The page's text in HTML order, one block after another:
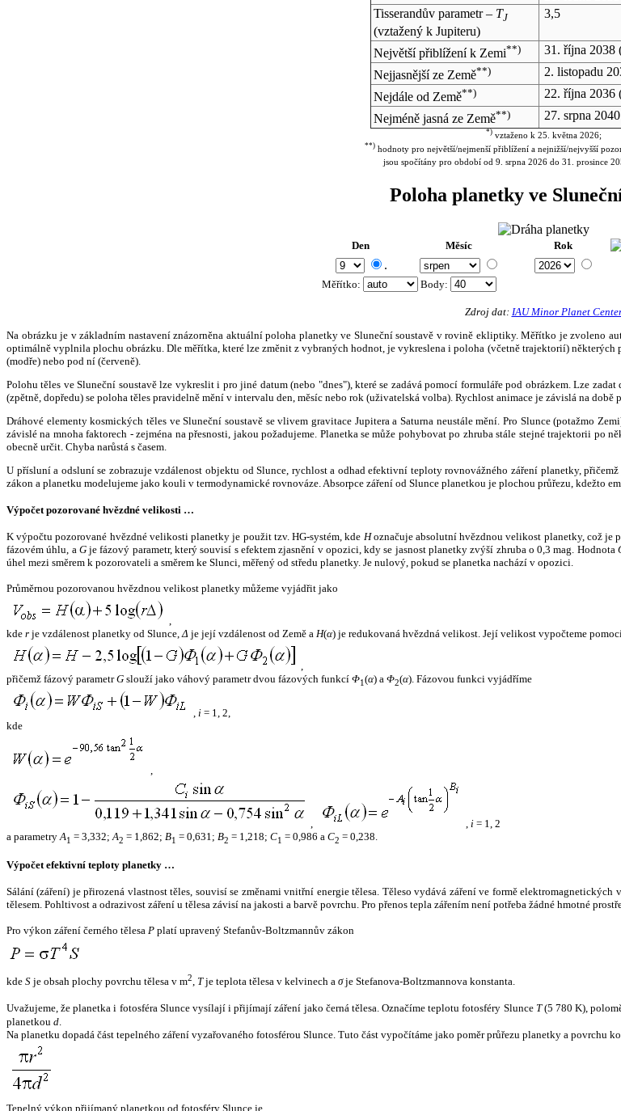
Tisserandův parametr – TJ
(vztažený k Jupiteru)
3,5
Největší přiblížení k Zemi**) 31. října 2038
Nejjasnější ze Země**) 2. listopadu
Nejdále od Země**) 22. října 2036
Nejméně jasná ze Země**) 27. srpna 2040
*)vztaženo k 25. května 2026;
**) hodnoty pro největší/nejmenší přiblížení a nejnižší/nejvyšší
jsou spočítány pro období od 9. srpna 2026 do 31. prosince
Poloha planetky ve
Den Měsíc Rok
.
Měřítko: Body:
Zdroj dat: IAU Minor Planet
Na obrázku je v základním nastavení znázorněna aktuální poloha planetky ve Sluneční soustavě v rovině ekliptiky. Měřítko je zvoleno
optimálně vyplnila plochu obrázku. Dle měřítka, které lze změnit z vybraných hodnot, je vykreslena i poloha (včetně trajektorií)
(modře) nebo pod ní (červeně).
Polohu těles ve Sluneční soustavě lze vykreslit i pro jiné datum (nebo "dnes"), které se zadává pomocí formuláře pod obrázkem. Lze
(zpětně, dopředu) se poloha těles pravidelně mění v intervalu den, měsíc nebo rok (uživatelská volba). Rychlost animace je závislá na době
Dráhové elementy kosmických těles ve Sluneční soustavě se vlivem gravitace Jupitera a Saturna neustále mění. Pro Slunce (potažmo
závislé na mnoha faktorech - zejména na přesnosti, jakou požadujeme. Planetka se může pohybovat po zhruba stále stejné trajektorii
obecně určit. Chyba narůstá s časem.
U přísluní a odsluní se zobrazuje vzdálenost objektu od Slunce, rychlost a odhad efektivní teploty rovnovážného záření planetky,
zákon a planetku modelujeme jako kouli v termodynamické rovnováze. Absorpce záření od Slunce planetkou je plochou průřezu, kdežto
Výpočet pozorované hvězdné velikosti …
K výpočtu pozorované hvězdné velikosti planetky je použit tzv. HG-systém, kde Hoznačuje absolutní hvězdnou velikost planetky, což je
fázovém úhlu, a Gje fázový parametr, který souvisí s efektem zjasnění v opozici, kdy se jasnost planetky zvýší zhruba o 0,3 mag. Hodnota
úhel mezi směrem k pozorovateli a směrem ke Slunci, měřený od středu planetky. Je nulový, pokud se planetka nachází v opozici.
Průměrnou pozorovanou hvězdnou velikost planetky můžeme vyjádřit jako
,
kde r je vzdálenost planetky od Slunce,Δ je její vzdálenost od Země a H(α) je redukovaná hvězdná velikost. Její velikost vypočteme
,
přičemž fázový parametrG slouží jako váhový parametr dvou fázových funkcí Φ1(α) a Φ2(α). Fázovou funkci vyjádříme
, i = 1, 2,
kde
,
, , i = 1, 2
a parametryA1 = 3,332;A2 = 1,862; B1 = 0,631; B2 = 1,218; C1 = 0,986 a C2 = 0,238.
Výpočet efektivní teploty planetky …
Sálání (záření) je přirozená vlastnost těles, souvisí se změnami vnitřní energie tělesa. Těleso vydává záření ve formě
tělesem. Pohltivost a odrazivost záření u tělesa závisí na jakosti a barvě povrchu. Pro přenos tepla zářením není potřeba žádné hmotné
Pro výkon záření černého tělesa P platí upravený Stefanův-Boltzmannův zákon
kde S je obsah plochy povrchu tělesa v m2, Tje teplota tělesa v kelvinech a σje Stefanova-Boltzmannova konstanta.
Uvažujeme, že planetka i fotosféra Slunce vysílají i přijímají záření jako černá tělesa. Označíme teplotu fotosféry Slunce T(5 780 K),
planetkou d.
Na planetku dopadá část tepelného záření vyzařovaného fotosférou Slunce. Tuto část vypočítáme jako poměr průřezu planetky a povrchu
Tepelný výkon přijímaný planetkou od fotosféry Slunce je